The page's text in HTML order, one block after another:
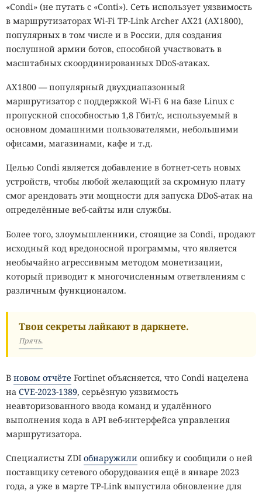
«Condi» (не путать с «Conti»). Сеть использует уязвимость
в маршрутизаторах Wi-Fi TP-Link Archer AX21 (AX1800),
популярных в том числе и в России, для создания
послушной армии ботов, способной участвовать в
масштабных скоординированных DDoS-атаках.
AX1800 — популярный двухдиапазонный
маршрутизатор с поддержкой Wi-Fi 6 на базе Linux с
пропускной способностью 1,8 Гбит/с, используемый в
основном домашними пользователями, небольшими
офисами, магазинами, кафе и т.д.
Целью Condi является добавление в ботнет-сеть новых
устройств, чтобы любой желающий за скромную плату
смог арендовать эти мощности для запуска DDoS-атак на
определённые веб-сайты или службы.
Более того, злоумышленники, стоящие за Condi, продают
исходный код вредоносной программы, что является
необычайно агрессивным методом монетизации,
который приводит к многочисленным ответвлениям с
различным функционалом.
Твои секреты лайкают в даркнете.
Прячь.
В новом отчёте Fortinet объясняется, что Condi нацелена
на CVE-2023-1389, серьёзную уязвимость
неавторизованного ввода команд и удалённого
выполнения кода в API веб-интерфейса управления
маршрутизатора.
Специалисты ZDI обнаружили ошибку и сообщили о ней
поставщику сетевого оборудования ещё в январе 2023
года, а уже в марте TP-Link выпустила обновление для